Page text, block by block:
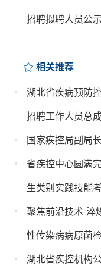
招聘拟聘人员公示
相关推荐
湖北省疾病预防
招聘工作人员总
国家疾控局副局
省疾控中心圆满
生类别实践技能
聚焦前沿技术
性传染病病原菌
湖北省疾控机构